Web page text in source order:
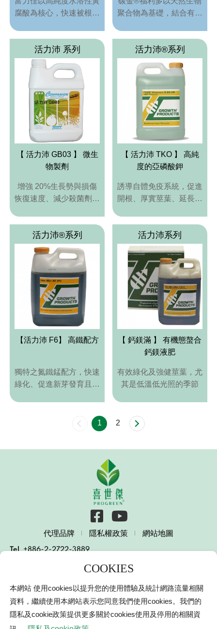
本網站 使用cookies以提升您的使用體驗及統計網路流量相關
資料，繼續使用本網站表示您同意我們使用cookies。我們的
隱私及cookie政策提供更多關於cookies使用及停用的相關資
腐酸為核心，快速被根與
分、促進根系發育、提升
抗逆力與肥效，是作物生
長與土壤活性的雙重強化
劑
聚合物為基礎，結合有機
鐵、鎂、鋅、錳、銅等養
分，促進根芽生長與代
謝，提升作物健康與產量
活力沛 系列
【 活力沛 GB03 】 微生
物製劑
增強 20%生長勢與損傷
恢復速度、減少殺菌劑支
活力沛®系列
【 活力沛 TKO 】 高純
度的亞磷酸鉀
誘導自體免疫系統，促進
開根、厚實莖葉、延長肥
活力沛®系列
【活力沛 F6】 高鐵配方
獨特之氮鐵錳配方，快速
綠化、促進新芽發育且不
活力沛系列
【 鈣鎂滿 】 有機態螯合
鈣鎂液肥
有效綠化及強健莖葉，尤
其是低溫低光照的季節
1 2
代理品牌 隱私權政策 網站地圖
Tel
+886-2-2722-3889
15 F., No. 10, Sec. 1, Beixin Rd., Xindian Dist., New
Taipei City 231003, Taiwan (R.O.C.)
© 2000-2021 Progreen International Co.
喜世傑興業有限公司 網頁設計